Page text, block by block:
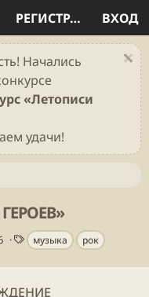
ВХОД
РЕГИСТРАЦИЯ
Начались
«Летописи
удачи!
ГЕРОЕВ»
Т
е
г
музыка рок